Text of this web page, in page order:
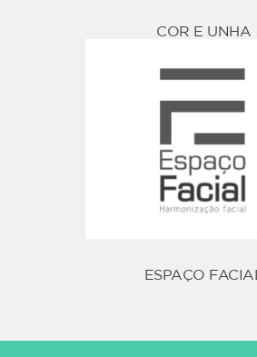
COR E UNHA
ESPAÇO FACIAL